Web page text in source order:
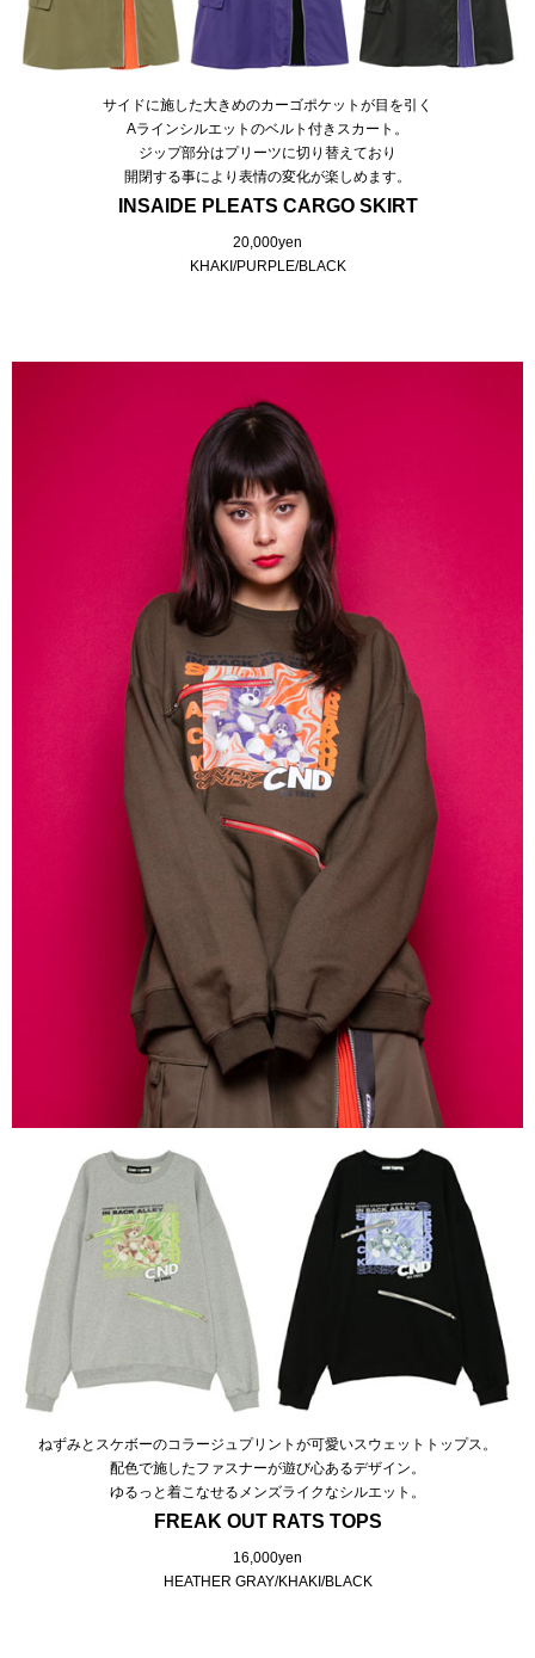
サイドに施した大きめのカーゴポケットが目を引く
Aラインシルエットのベルト付きスカート。
ジップ部分はプリーツに切り替えており
開閉する事により表情の変化が楽しめます。
INSAIDE PLEATS CARGO SKIRT
20,000yen
KHAKI/PURPLE/BLACK
ねずみとスケボーのコラージュプリントが可愛いスウェットトップス。
配色で施したファスナーが遊び心あるデザイン。
ゆるっと着こなせるメンズライクなシルエット。
FREAK OUT RATS TOPS
16,000yen
HEATHER GRAY/KHAKI/BLACK